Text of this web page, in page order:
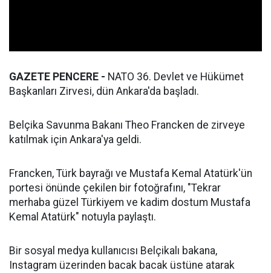
GAZETE PENCERE - NATO 36.⁠ ⁠Devlet ve Hükümet
Başkanları Zirvesi, dün Ankara'da başladı.
Belçika Savunma Bakanı Theo Francken de zirveye
katılmak için Ankara'ya geldi.
Francken, Türk bayrağı ve Mustafa Kemal Atatürk'ün
portesi önünde çekilen bir fotoğrafını, "Tekrar
merhaba güzel Türkiyem ve kadim dostum Mustafa
Kemal Atatürk" notuyla paylaştı.
Bir sosyal medya kullanıcısı Belçikalı bakana,
Instagram üzerinden bacak bacak üstüne atarak